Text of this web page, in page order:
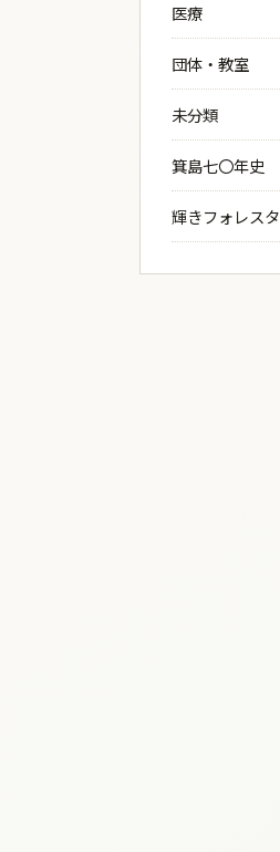
医療
団体・教室
未分類
箕島七〇年史
輝きフォレスタ